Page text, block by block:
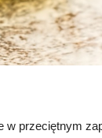
w przeciętnym